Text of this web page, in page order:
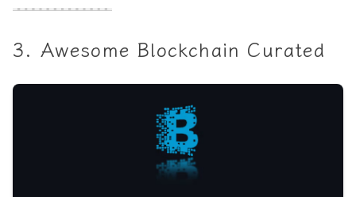
3. Awesome Blockchain Curated